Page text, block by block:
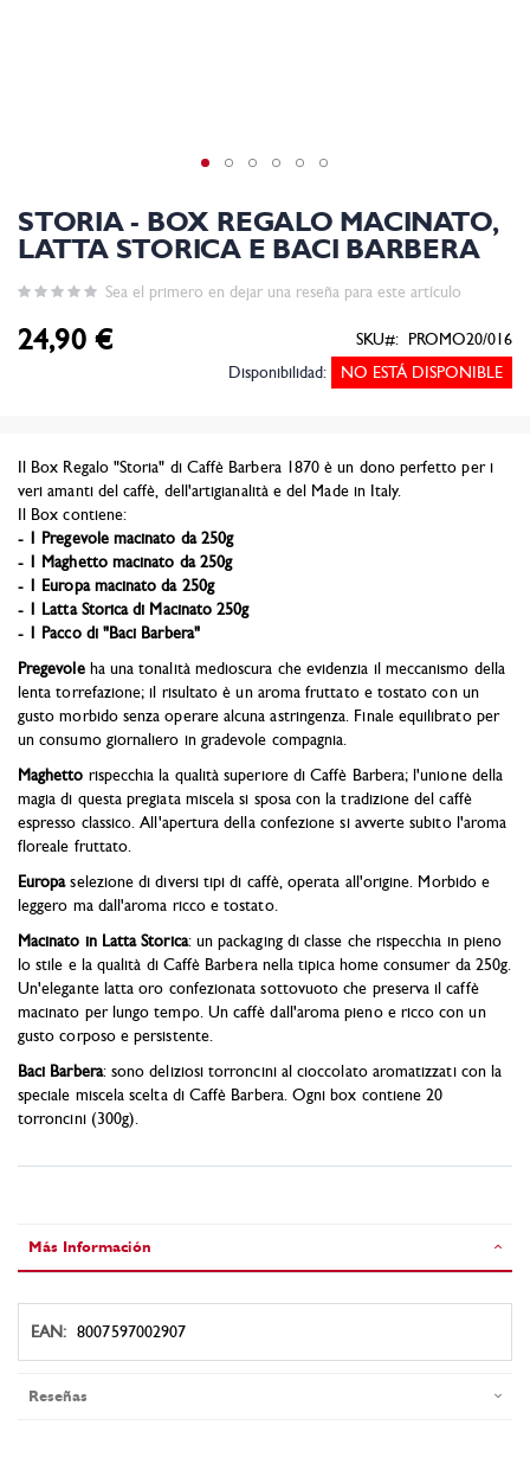
STORIA - BOX REGALO MACINATO,
LATTA STORICA E BACI BARBERA
Sea el primero en dejar una reseña para este artículo
Il Box Regalo "Storia" di Caffè Barbera 1870 è un dono perfetto per i
veri amanti del caffè, dell'artigianalità e del Made in Italy.
Il Box contiene:
- 1 Pregevole macinato da 250g
- 1 Maghetto macinato da 250g
- 1 Europa macinato da 250g
- 1 Latta Storica di Macinato 250g
- 1 Pacco di "Baci Barbera"
Pregevoleha una tonalità medioscura che evidenzia il meccanismo della
lenta torrefazione; il risultato è un aroma fruttato e tostato con un
gusto morbido senza operare alcuna astringenza. Finale equilibrato per
un consumo giornaliero in gradevole compagnia.
Maghetto rispecchia la qualità superiore di Caffè Barbera; l'unione della
magia di questa pregiata miscela si sposa con la tradizione del caffè
espresso classico. All'apertura della confezione si avverte subito l'aroma
floreale fruttato.
Europaselezione di diversi tipi di caffè, operata all'origine. Morbido e
leggero ma dall'aroma ricco e tostato.
Macinato in Latta Storica: un packaging di classe che rispecchia in pieno
lo stile e la qualità di Caffè Barbera nella tipica home consumer da 250g.
Un'elegante latta oro confezionata sottovuoto che preserva il caffè
macinato per lungo tempo. Un caffè dall'aroma pieno e ricco con un
gusto corposo e persistente.
Baci Barbera: sono deliziosi torroncini al cioccolato aromatizzati con la
speciale miscela scelta di Caffè Barbera. Ogni box contiene 20
torroncini (300g).
24,90 €
Disponibilidad: NO ESTÁ DISPONIBLE
SKU PROMO20/016
Más Información
8007597002907
Reseñas